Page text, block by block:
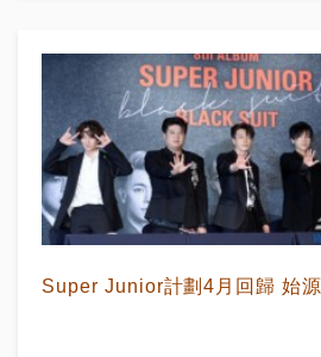
Super Junior計劃4月回歸 始